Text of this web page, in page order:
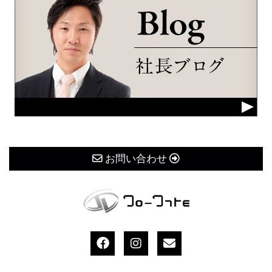
お問い合わせ